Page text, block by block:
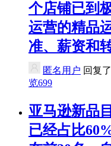
个店铺已到
运营的精品
准、薪资和
匿名用户 回复
览699
亚马逊新品
已经占比